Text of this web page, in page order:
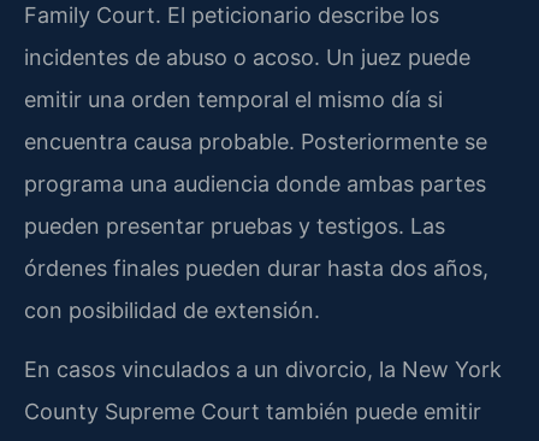
Family Court. El peticionario describe los
incidentes de abuso o acoso. Un juez puede
emitir una orden temporal el mismo día si
encuentra causa probable. Posteriormente se
programa una audiencia donde ambas partes
pueden presentar pruebas y testigos. Las
órdenes finales pueden durar hasta dos años,
con posibilidad de extensión.
En casos vinculados a un divorcio, la New York
County Supreme Court también puede emitir